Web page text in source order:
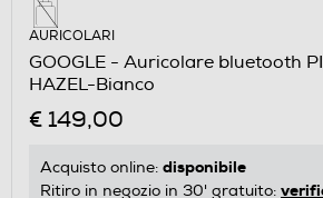
AURICOLARI
GOOGLE - Auricolare bluetooth
HAZEL-Bianco
€ 149,00
Acquisto online: disponibile
Ritiro in negozio in 30' gratuito: